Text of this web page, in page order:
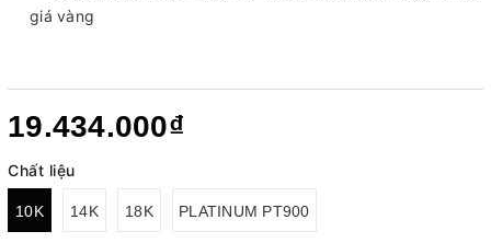
giá vàng
19.434.000₫
Chất liệu
10K 14K 18K PLATINUM PT900